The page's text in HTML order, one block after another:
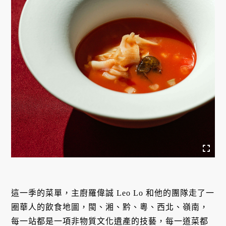
這一季的菜單，主廚羅偉誠 Leo Lo 和他的團隊走了一
圈華人的飲食地圖，閩、湘、黔、粵、西北、嶺南，
每一站都是一項非物質文化遺產的技藝，每一道菜都